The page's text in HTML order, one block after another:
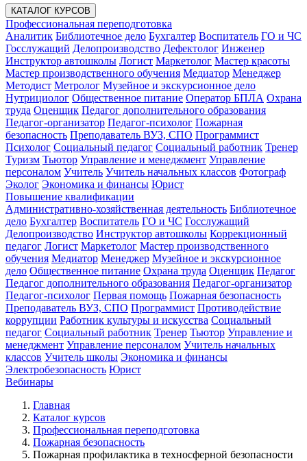
КАТАЛОГ КУРСОВ
Профессиональная переподготовка
Аналитик Библиотечное дело Бухгалтер Воспитатель ГО и ЧС
Госслужащий Делопроизводство Дефектолог Инженер
Инструктор автошколы Логист Маркетолог Мастер красоты
Мастер производственного обучения Медиатор Менеджер
Методист Метролог Музейное и экскурсионное дело
Нутрициолог Общественное питание Оператор БПЛА Охрана
труда Оценщик Педагог дополнительного образования
Педагог-организатор Педагог-психолог Пожарная
безопасность Преподаватель ВУЗ, СПО Программист
Психолог Социальный педагог Социальный работник Тренер
Туризм Тьютор Управление и менеджмент Управление
персоналом Учитель Учитель начальных классов Фотограф
Эколог Экономика и финансы Юрист
Повышение квалификации
Административно-хозяйственная деятельность Библиотечное
дело Бухгалтер Воспитатель ГО и ЧС Госслужащий
Делопроизводство Инструктор автошколы Коррекционный
педагог Логист Маркетолог Мастер производственного
обучения Медиатор Менеджер Музейное и экскурсионное
дело Общественное питание Охрана труда Оценщик Педагог
Педагог дополнительного образования Педагог-организатор
Педагог-психолог Первая помощь Пожарная безопасность
Преподаватель ВУЗ, СПО Программист Противодействие
коррупции Работник культуры и искусства Социальный
педагог Социальный работник Тренер Тьютор Управление и
менеджмент Управление персоналом Учитель начальных
классов Учитель школы Экономика и финансы
Электробезопасность Юрист
Вебинары
Главная
Каталог курсов
Профессиональная переподготовка
Пожарная безопасность
Пожарная профилактика в техносферной безопасности